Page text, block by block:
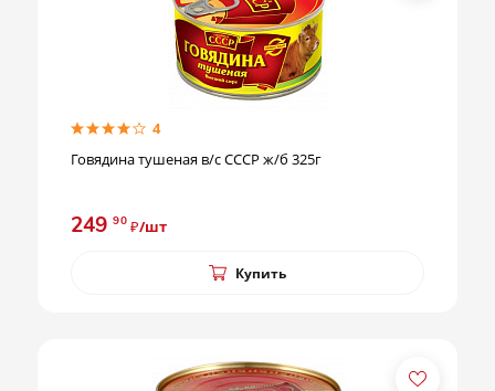
4
Говядина тушеная в/с СССР ж/б 325г
249 90 ₽/шт
Купить